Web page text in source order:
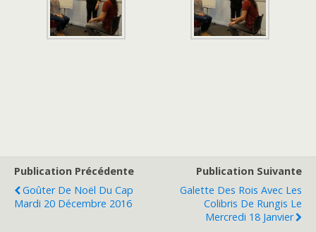
Publication Précédente
Goûter De Noël Du Cap
Mardi 20 Décembre 2016
Publication Suivante
Galette Des Rois Avec Les
Colibris De Rungis Le
Mercredi 18 Janvier